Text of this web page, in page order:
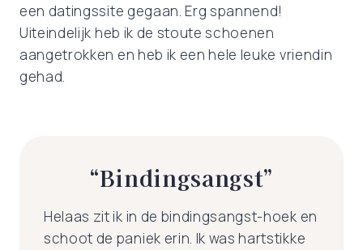
een datingssite gegaan. Erg spannend!
Uiteindelijk heb ik de stoute schoenen
aangetrokken en heb ik een hele leuke vriendin
gehad.
“Bindingsangst”
Helaas zit ik in de bindingsangst-hoek en
schoot de paniek erin. Ik was hartstikke